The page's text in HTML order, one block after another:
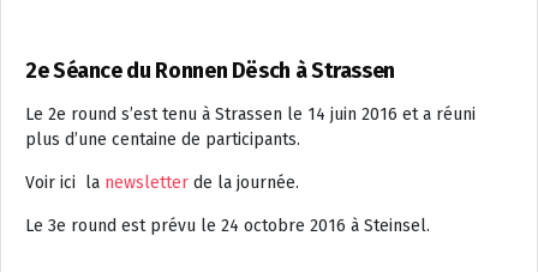
2e Séance du Ronnen Dësch à Strassen
Le 2e round s’est tenu à Strassen le 14 juin 2016 et a réuni
plus d’une centaine de participants.
Voir ici la newsletter de la journée.
Le 3e round est prévu le 24 octobre 2016 à Steinsel.